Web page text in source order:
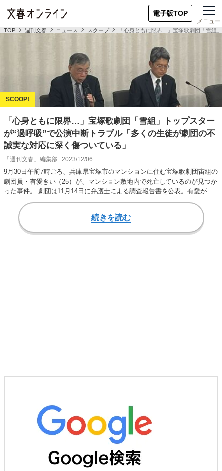
電子版TOP
メニュー
TOP 週刊文春 ニュース スクープ 「心身ともに限界…」宝塚歌劇団「雪組
「心身ともに限界…」宝塚歌劇団「雪組」トップスター
が“過呼吸”で公演中断トラブル「多くの生徒が劇団の不
誠実な対応に深く傷ついている」
「週刊文春」編集部 2023/12/06
9月30日午前7時ごろ、兵庫県宝塚市のマンションに住む宝塚歌劇団宙組の
劇団員・有愛きい（25）が、マンション敷地内で死亡しているのが見つか
った事件。 劇団は11月14日に弁護士による調査報告書を公表。有愛が上
級生か…
続きを読む